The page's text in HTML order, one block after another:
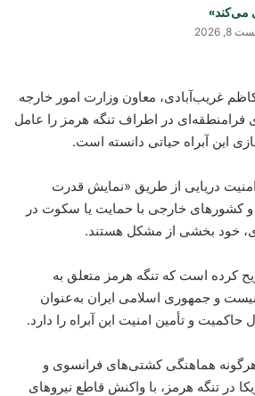
می‌کند»
8, 2026
غریب‌آبادی، معاون وزارت امور خارجه
فرامنطقه‌ای در اطراف تنگه هرمز را عامل
این آبراه حیاتی دانسته است.
دریایی از طریق «نمایش قدرت
کشورهای خارجی با حمایت یا سکوت در
خود بخشی از مشکل هستند.
کرده است که تنگه هرمز متعلق به
و جمهوری اسلامی ایران به‌عنوان
و تأمین امنیت این آبراه را دارد.
هماهنگی کشتی‌های فرانسوی و
در تنگه هرمز، با واکنش قاطع نیروهای